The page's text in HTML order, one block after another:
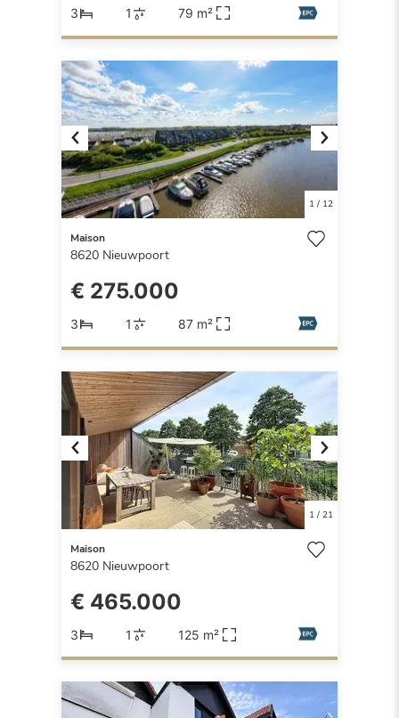
3 1 79 m²
Previous Next
1/ 12
Maison
8620 Nieuwpoort
€ 275.000
3 1 87 m²
Previous Next
1/ 21
Maison
8620 Nieuwpoort
€ 465.000
3 1 125 m²